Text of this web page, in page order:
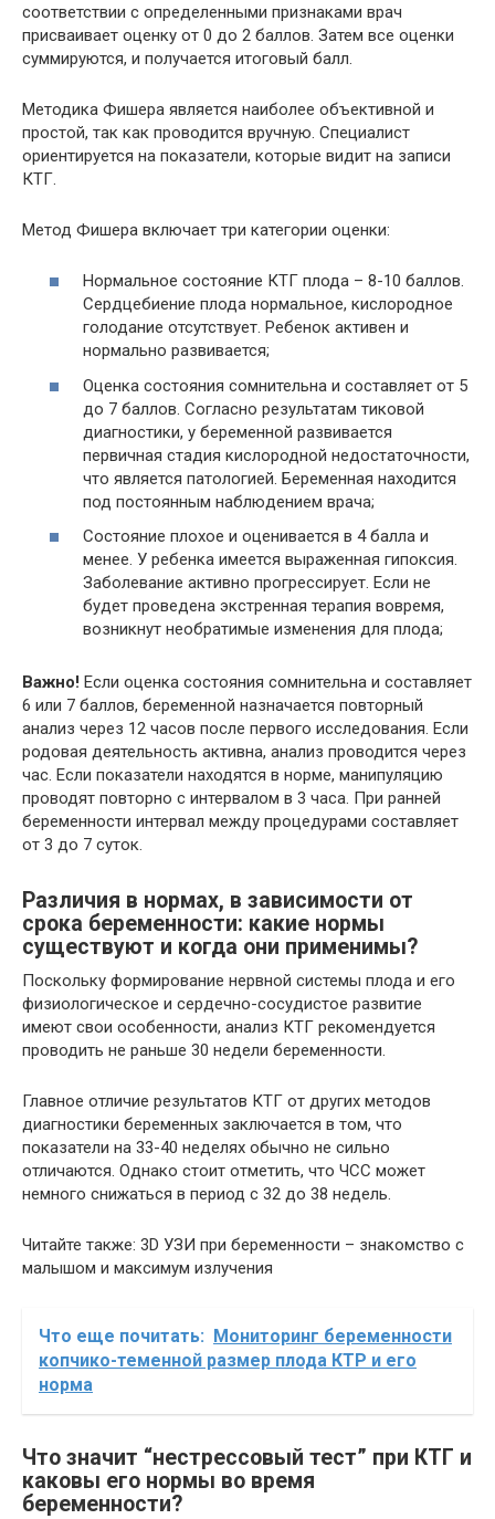
соответствии с определенными признаками врач
присваивает оценку от 0 до 2 баллов. Затем все оценки
суммируются, и получается итоговый балл.
Методика Фишера является наиболее объективной и
простой, так как проводится вручную. Специалист
ориентируется на показатели, которые видит на записи
КТГ.
Метод Фишера включает три категории оценки:
Нормальное состояние КТГ плода – 8-10 баллов.
Сердцебиение плода нормальное, кислородное
голодание отсутствует. Ребенок активен и
нормально развивается;
Оценка состояния сомнительна и составляет от 5
до 7 баллов. Согласно результатам тиковой
диагностики, у беременной развивается
первичная стадия кислородной недостаточности,
что является патологией. Беременная находится
под постоянным наблюдением врача;
Состояние плохое и оценивается в 4 балла и
менее. У ребенка имеется выраженная гипоксия.
Заболевание активно прогрессирует. Если не
будет проведена экстренная терапия вовремя,
возникнут необратимые изменения для плода;
Важно! Если оценка состояния сомнительна и составляет
6 или 7 баллов, беременной назначается повторный
анализ через 12 часов после первого исследования. Если
родовая деятельность активна, анализ проводится через
час. Если показатели находятся в норме, манипуляцию
проводят повторно с интервалом в 3 часа. При ранней
беременности интервал между процедурами составляет
от 3 до 7 суток.
Различия в нормах, в зависимости от
срока беременности: какие нормы
существуют и когда они применимы?
Поскольку формирование нервной системы плода и его
физиологическое и сердечно-сосудистое развитие
имеют свои особенности, анализ КТГ рекомендуется
проводить не раньше 30 недели беременности.
Главное отличие результатов КТГ от других методов
диагностики беременных заключается в том, что
показатели на 33-40 неделях обычно не сильно
отличаются. Однако стоит отметить, что ЧСС может
немного снижаться в период с 32 до 38 недель.
Читайте также: 3D УЗИ при беременности – знакомство с
малышом и максимум излучения
Что еще почитать: Мониторинг беременности
копчико-теменной размер плода КТР и его
норма
Что значит “нестрессовый тест” при КТГ и
каковы его нормы во время
беременности?